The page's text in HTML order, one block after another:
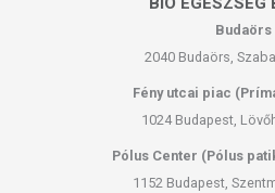
Budaörs
2040 Budaörs,
Fény utcai piac
1024 Budapest,
Pólus Center (Pólus
1152 Budapest,